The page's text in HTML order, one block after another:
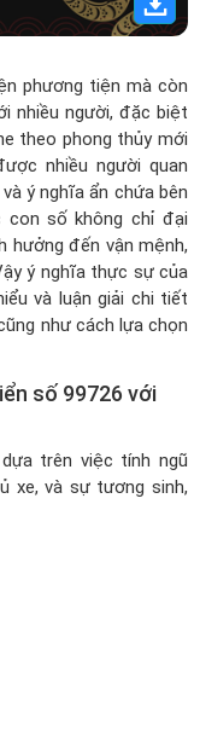
phương tiện mà còn
nhiều người, đặc biệt
theo phong thủy mới
nhiều người quan
ý nghĩa ẩn chứa bên
con số không chỉ đại
hưởng đến vận mệnh,
ý nghĩa thực sự của
và luận giải chi tiết
như cách lựa chọn
số 99726 với
trên việc tính ngũ
xe, và sự tương sinh,